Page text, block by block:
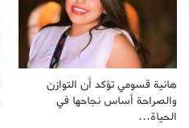
هانية قسومي تؤكد أن التوازن
والصراحة أساس نجاحها في
الحياة…